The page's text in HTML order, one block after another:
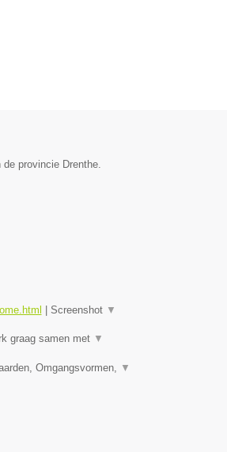
provincie Drenthe.
Screenshot ▼
graag samen met ▼
Omgangsvormen, ▼